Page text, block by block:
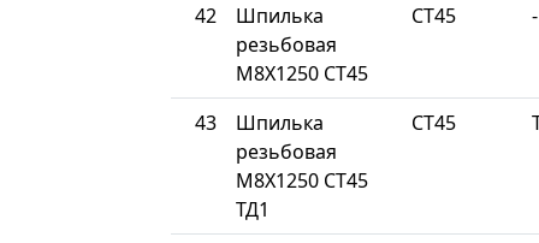
42
Шпилька
резьбовая
М8Х1250 СТ45
СТ45 -
43
Шпилька
резьбовая
М8Х1250 СТ45
ТД1
СТ45